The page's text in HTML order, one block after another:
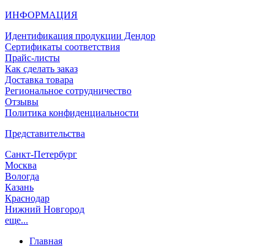
ИНФОРМАЦИЯ
Идентификация продукции Дендор
Сертификаты соответствия
Прайс-листы
Как сделать заказ
Доставка товара
Региональное сотрудничество
Отзывы
Политика конфиденциальности
Представительства
Санкт-Петербург
Москва
Вологда
Казань
Краснодар
Нижний Новгород
еще...
Главная